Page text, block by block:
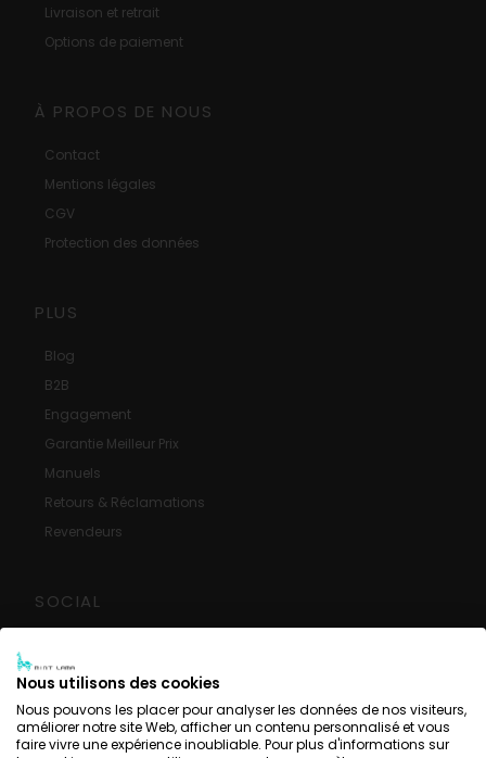
Livraison et retrait
Options de paiement
À PROPOS DE NOUS
Contact
Mentions légales
CGV
Protection des données
PLUS
Blog
B2B
Engagement
Garantie Meilleur Prix
Manuels
Retours & Réclamations
Revendeurs
SOCIAL
Facebook
Instagram
YouTube
Nous utilisons des cookies
Nous pouvons les placer pour analyser les données de nos visiteurs,
améliorer notre site Web, afficher un contenu personnalisé et vous
faire vivre une expérience inoubliable. Pour plus d'informations sur